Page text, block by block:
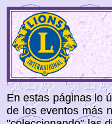
En estas páginas lo
de los eventos más